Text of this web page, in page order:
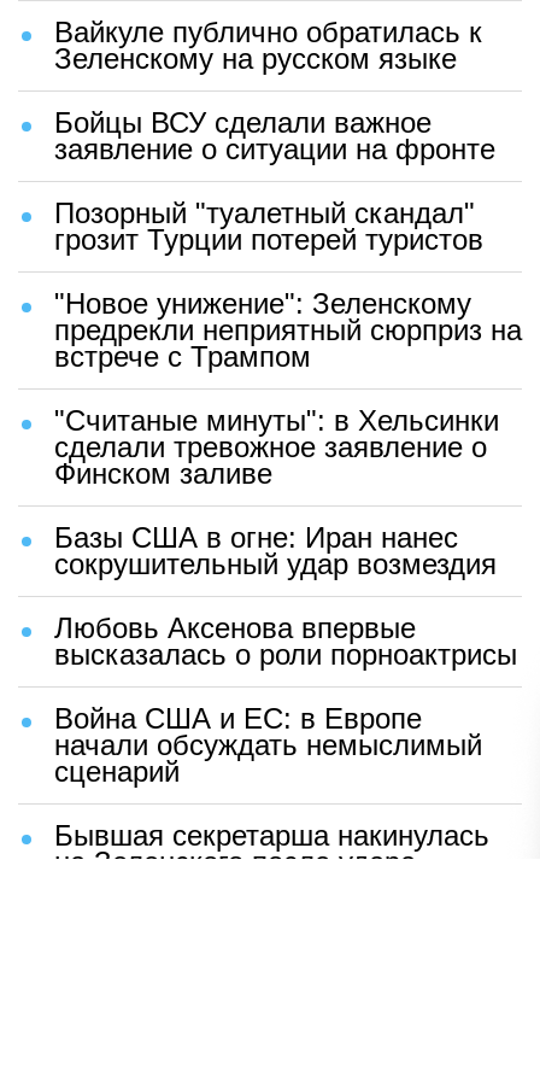
Вайкуле публично обратилась к
Зеленскому на русском языке
Бойцы ВСУ сделали важное
заявление о ситуации на фронте
Позорный "туалетный скандал"
грозит Турции потерей туристов
"Новое унижение": Зеленскому
предрекли неприятный сюрприз на
встрече с Трампом
"Считаные минуты": в Хельсинки
сделали тревожное заявление о
Финском заливе
Базы США в огне: Иран нанес
сокрушительный удар возмездия
Любовь Аксенова впервые
высказалась о роли порноактрисы
Война США и ЕС: в Европе
начали обсуждать немыслимый
сценарий
Бывшая секретарша накинулась
на Зеленского после удара